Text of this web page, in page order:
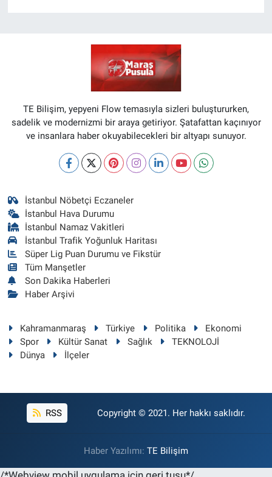
TE Bilişim, yepyeni Flow temasıyla sizleri buluştururken,
sadelik ve modernizmi bir araya getiriyor. Şatafattan kaçınıyor
ve insanlara haber okuyabilecekleri bir altyapı sunuyor.
İstanbul Nöbetçi Eczaneler
İstanbul Hava Durumu
İstanbul Namaz Vakitleri
İstanbul Trafik Yoğunluk Haritası
Süper Lig Puan Durumu ve Fikstür
Tüm Manşetler
Son Dakika Haberleri
Haber Arşivi
Kahramanmaraş Türkiye Politika
Ekonomi
Spor
Kültür Sanat Sağlık
TEKNOLOJİ
Dünya
İlçeler
RSS Copyright © 2021. Her hakkı saklıdır.
Haber Yazılımı: TE Bilişim